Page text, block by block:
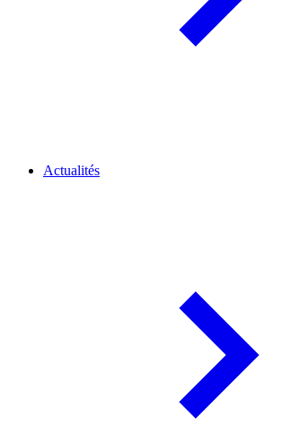
Actualités